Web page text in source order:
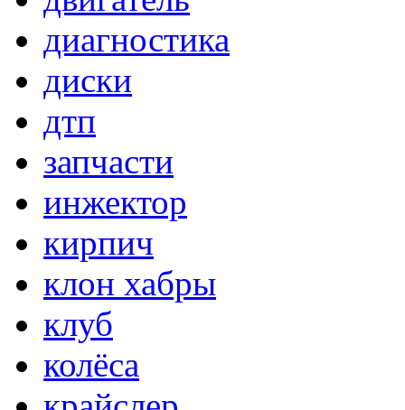
диагностика
диски
дтп
запчасти
инжектор
кирпич
клон хабры
клуб
колёса